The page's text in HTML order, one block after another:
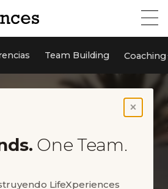
Team Building Coaching
×
One Team.
LifeXperiences